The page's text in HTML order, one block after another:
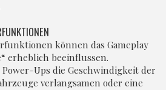
können das Gameplay
erheblich beeinflussen.
Ups die Geschwindigkeit der
verlangsamen oder eine